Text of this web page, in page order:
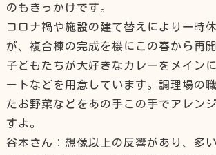
のもきっかけです。
コロナ禍や施設の建て替えにより一時
が、複合棟の完成を機にこの春から再
子どもたちが大好きなカレーをメイン
ートなどを用意しています。調理場の
たお野菜などをあの手この手でアレン
すよ。
谷本さん：想像以上の反響があり、多